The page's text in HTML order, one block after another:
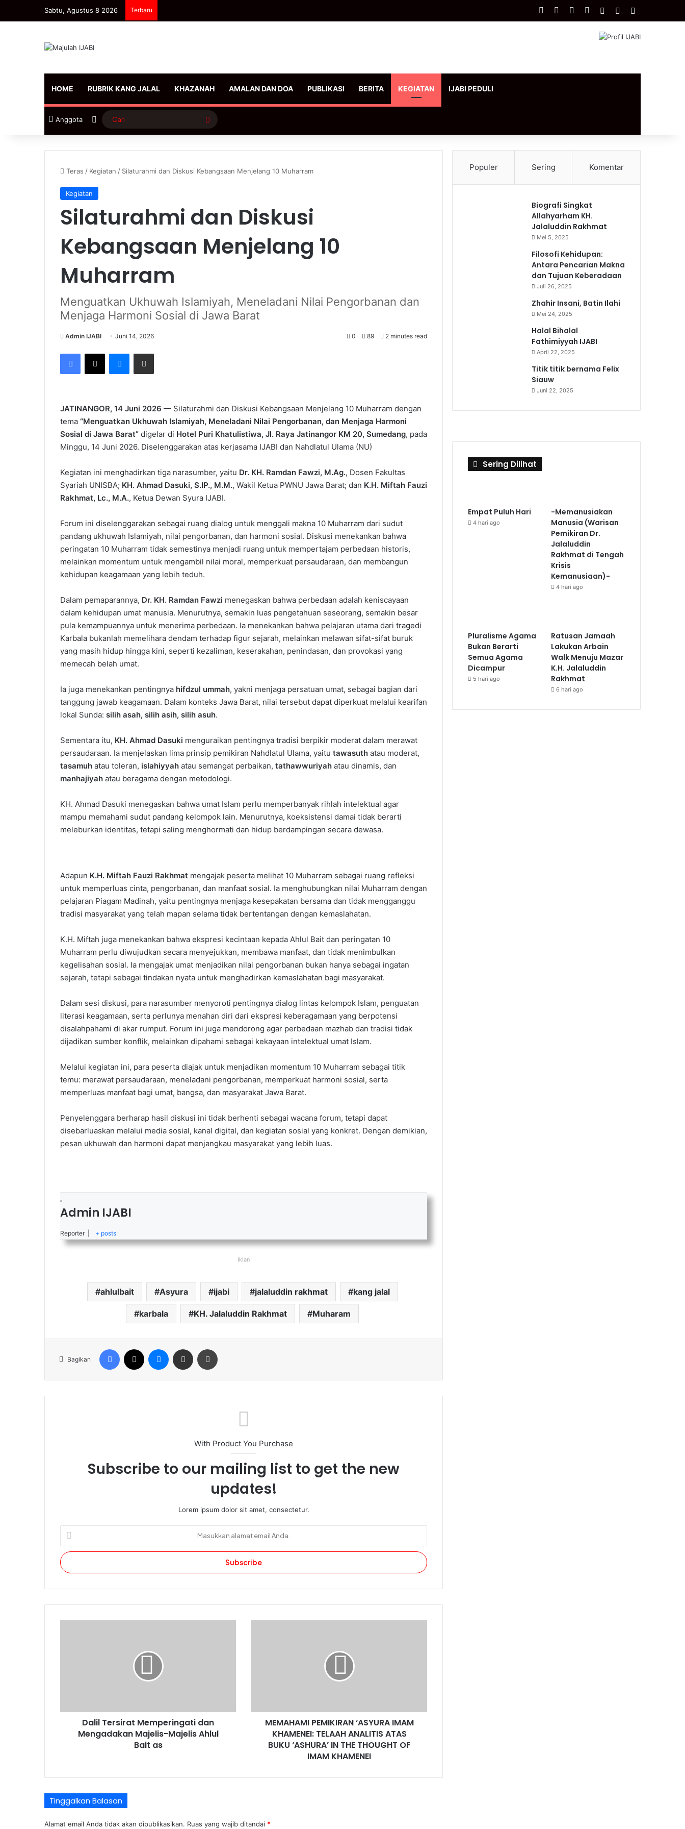
Sabtu, Agustus 8 2026 Terbaru Facebook YouTubeInstagram
Log InArtikel Acak
HOME RUBRIK KANG JALAL KHAZANAH AMALAN DAN DOA PUBLIKASI BERITA KEGIATAN IJABI PEDULI
Anggota Sidebar Cari
Teras / Kegiatan / Silaturahmi dan Diskusi Kebangsaan Menjelang 10 Muharram
Kegiatan
Silaturahmi dan Diskusi
Kebangsaan Menjelang 10
Muharram
Menguatkan Ukhuwah Islamiyah, Meneladani Nilai Pengorbanan dan
Menjaga Harmoni Sosial di Jawa Barat
Admin IJABI Juni 14, 2026 0 89 2 minutes read
Facebook
X Messenger
Share via Email
JATINANGOR, 14 Juni 2026 — Silaturahmi dan Diskusi Kebangsaan Menjelang 10 Muharram dengan
tema “Menguatkan Ukhuwah Islamiyah, Meneladani Nilai Pengorbanan, dan Menjaga Harmoni
Sosial di Jawa Barat” digelar di Hotel Puri Khatulistiwa, Jl. Raya Jatinangor KM 20, Sumedang, pada
Minggu, 14 Juni 2026. Diselenggarakan atas kerjasama IJABI dan Nahdlatul Ulama (NU)
Kegiatan ini menghadirkan tiga narasumber, yaitu Dr. KH. Ramdan Fawzi, M.Ag., Dosen Fakultas
Syariah UNISBA; KH. Ahmad Dasuki, S.IP., M.M., Wakil Ketua PWNU Jawa Barat; dan K.H. Miftah Fauzi
Rakhmat, Lc., M.A., Ketua Dewan Syura IJABI.
Forum ini diselenggarakan sebagai ruang dialog untuk menggali makna 10 Muharram dari sudut
pandang ukhuwah Islamiyah, nilai pengorbanan, dan harmoni sosial. Diskusi menekankan bahwa
peringatan 10 Muharram tidak semestinya menjadi ruang untuk mempertajam perbedaan historis,
melainkan momentum untuk mengambil nilai moral, memperkuat persaudaraan, dan membangun
kehidupan keagamaan yang lebih teduh.
Dalam pemaparannya, Dr. KH. Ramdan Fawzi menegaskan bahwa perbedaan adalah keniscayaan
dalam kehidupan umat manusia. Menurutnya, semakin luas pengetahuan seseorang, semakin besar
pula kemampuannya untuk menerima perbedaan. Ia menekankan bahwa pelajaran utama dari tragedi
Karbala bukanlah memelihara dendam terhadap figur sejarah, melainkan melawan sifat-sifat buruk
yang masih hidup hingga kini, seperti kezaliman, keserakahan, penindasan, dan provokasi yang
memecah belah umat.
Ia juga menekankan pentingnya hifdzul ummah, yakni menjaga persatuan umat, sebagai bagian dari
tanggung jawab keagamaan. Dalam konteks Jawa Barat, nilai tersebut dapat diperkuat melalui kearifan
lokal Sunda: silih asah, silih asih, silih asuh.
Sementara itu, KH. Ahmad Dasuki menguraikan pentingnya tradisi berpikir moderat dalam merawat
persaudaraan. Ia menjelaskan lima prinsip pemikiran Nahdlatul Ulama, yaitu tawasuth atau moderat,
tasamuh atau toleran, islahiyyah atau semangat perbaikan, tathawwuriyah atau dinamis, dan
manhajiyah atau beragama dengan metodologi.
KH. Ahmad Dasuki menegaskan bahwa umat Islam perlu memperbanyak rihlah intelektual agar
mampu memahami sudut pandang kelompok lain. Menurutnya, koeksistensi damai tidak berarti
meleburkan identitas, tetapi saling menghormati dan hidup berdampingan secara dewasa.
Adapun K.H. Miftah Fauzi Rakhmat mengajak peserta melihat 10 Muharram sebagai ruang refleksi
untuk memperluas cinta, pengorbanan, dan manfaat sosial. Ia menghubungkan nilai Muharram dengan
pelajaran Piagam Madinah, yaitu pentingnya menjaga kesepakatan bersama dan tidak mengganggu
tradisi masyarakat yang telah mapan selama tidak bertentangan dengan kemaslahatan.
K.H. Miftah juga menekankan bahwa ekspresi kecintaan kepada Ahlul Bait dan peringatan 10
Muharram perlu diwujudkan secara menyejukkan, membawa manfaat, dan tidak menimbulkan
kegelisahan sosial. Ia mengajak umat menjadikan nilai pengorbanan bukan hanya sebagai ingatan
sejarah, tetapi sebagai tindakan nyata untuk menghadirkan kemaslahatan bagi masyarakat.
Dalam sesi diskusi, para narasumber menyoroti pentingnya dialog lintas kelompok Islam, penguatan
literasi keagamaan, serta perlunya menahan diri dari ekspresi keberagamaan yang berpotensi
disalahpahami di akar rumput. Forum ini juga mendorong agar perbedaan mazhab dan tradisi tidak
dijadikan sumber konflik, melainkan dipahami sebagai kekayaan intelektual umat Islam.
Melalui kegiatan ini, para peserta diajak untuk menjadikan momentum 10 Muharram sebagai titik
temu: merawat persaudaraan, meneladani pengorbanan, memperkuat harmoni sosial, serta
memperluas manfaat bagi umat, bangsa, dan masyarakat Jawa Barat.
Penyelenggara berharap hasil diskusi ini tidak berhenti sebagai wacana forum, tetapi dapat
disebarluaskan melalui media sosial, kanal digital, dan kegiatan sosial yang konkret. Dengan demikian,
pesan ukhuwah dan harmoni dapat menjangkau masyarakat yang lebih luas.
Admin IJABI
Reporter + posts
Iklan
ahlulbait Asyura ijabi jalaluddin rakhmat kang jalal
karbala KH. Jalaluddin Rakhmat Muharam
Bagikan
Facebook Messenger
Share via Email
With Product You Purchase
Subscribe to our mailing list to get the new
updates!
Lorem ipsum dolor sit amet, consectetur.
alamat
email
Anda.
Bait
Dalil Tersirat Memperingati dan
Mengadakan Majelis-Majelis Ahlul
Bait as
BUKU
‘ASHURA’
MEMAHAMI PEMIKIRAN ‘ASYURA IMAM
KHAMENEI: TELAAH ANALITIS ATAS
BUKU ‘ASHURA’ IN THE THOUGHT OF
IMAM KHAMENEI
Tinggalkan Balasan
Alamat email Anda tidak akan dipublikasikan. Ruas yang wajib ditandai *
Populer Sering Komentar
Biografi Singkat
Allahyarham KH.
Jalaluddin Rakhmat
Mei 5, 2025
Filosofi Kehidupan:
Antara Pencarian Makna
dan Tujuan Keberadaan
Juli 26, 2025
Zhahir Insani, Batin Ilahi
Mei 24, 2025
Halal Bihalal
Fathimiyyah IJABI
April 22, 2025
Titik titik bernama Felix
Siauw
Juni 22, 2025
Sering Dilihat
Empat Puluh Hari
4 hari ago
-Memanusiakan
Manusia (Warisan
Pemikiran Dr.
Jalaluddin
Rakhmat di Tengah
Krisis
Kemanusiaan)-
4 hari ago
Pluralisme Agama
Bukan Berarti
Semua Agama
Dicampur
5 hari ago
Ratusan Jamaah
Lakukan Arbain
Walk Menuju Mazar
K.H. Jalaluddin
Rakhmat
6 hari ago